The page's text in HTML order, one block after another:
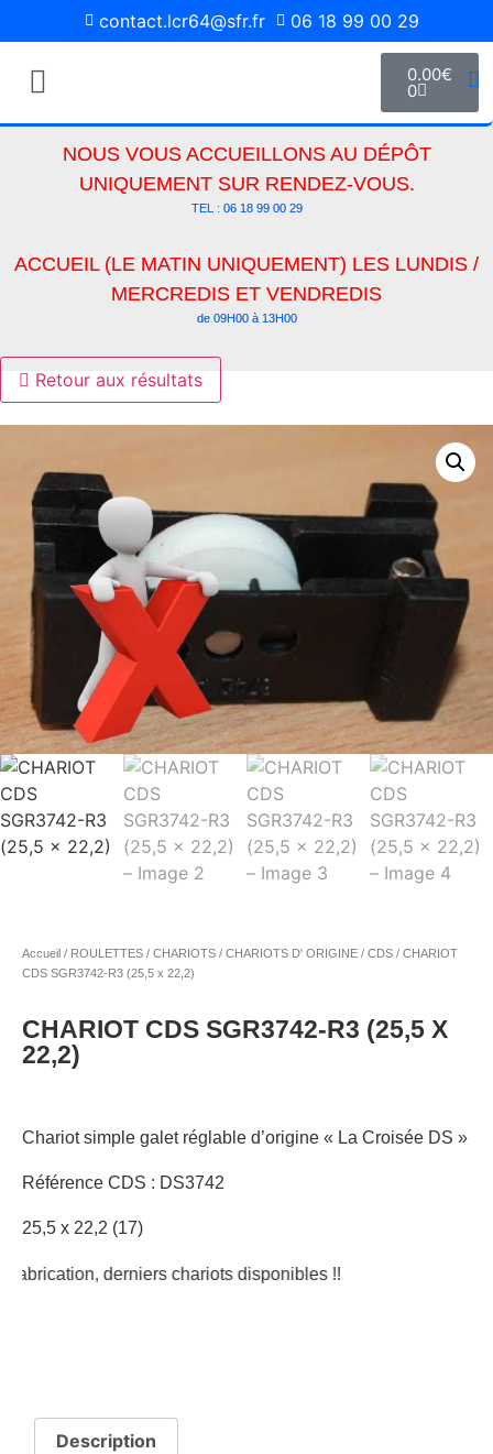
contact.lcr64@sfr.fr 06 18 99 00 29
0.00€
0
NOUS VOUS ACCUEILLONS AU DÉPÔT
UNIQUEMENT SUR RENDEZ-VOUS.
TEL : 06 18 99 00 29
ACCUEIL (LE MATIN UNIQUEMENT) LES LUNDIS /
MERCREDIS ET VENDREDIS
de 09H00 à 13H00
Retour aux résultats
Accueil / ROULETTES / CHARIOTS / CHARIOTS D' ORIGINE / CDS / CHARIOT
CDS SGR3742-R3 (25,5 x 22,2)
CHARIOT CDS SGR3742-R3 (25,5 X
22,2)
Chariot simple galet réglable d’origine « La Croisée DS »
Référence CDS : DS3742
25,5 x 22,2 (17)
derniers chariots disponibles !!
Description